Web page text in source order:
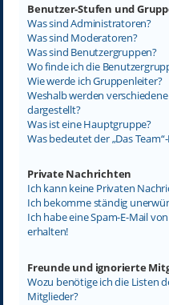
Benutzer-Stufen und
Was sind Administratoren?
Was sind Moderatoren?
Was sind Benutzergruppen?
Wo finde ich die
Wie werde ich Gruppenleiter?
Weshalb werden
dargestellt?
Was ist eine Hauptgruppe?
Was bedeutet der „Das
Private Nachrichten
Ich kann keine Privaten
Ich bekomme ständig
Ich habe eine Spam-E-Mail
erhalten!
Freunde und ignorierte
Wozu benötige ich die Listen
Mitglieder?